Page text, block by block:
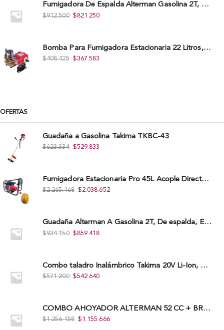
Fumigadora De Espalda Alterman Gasolina 2T, 26 Cc, Bomba Nylon Libre Mantenimiento, Tf900-A.
$912.500 $821.250
Bomba Para Fumigadora Estacionaria 22 Litros, Xp22-I.
$408.425 $367.583
OFERTAS
Guadaña a Gasolina Takima TKBC-43
$623.334 $529.833
Fumigadora Estacionaria Pro 45L Acople Directo con Accesorios
$2.265.168 $2.038.652
Guadaña Alterman A Gasolina 2T, De espalda, Eje Flexible, 43Cc, Xbc43B-I
$934.150 $859.418
Combo taladro Inalámbrico Takima 20V Li-Ion, Tklcd-20. + Polichadora Takima 7″ 1.200W, Tksp-180-D.
$571.200 $542.640
COMBO AHOYADOR ALTERMAN 52 CC + BROCA DE 20 CM X 80 CM + BROCA DE 15 CM X 80 CM
$1.256.158 $1.155.666